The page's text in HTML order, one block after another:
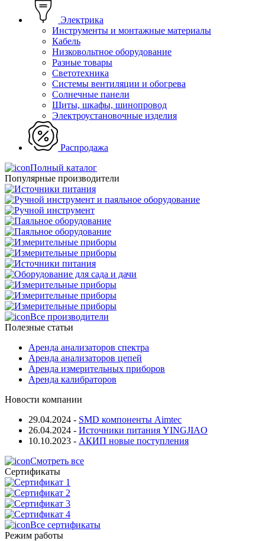
Электрика
Инструменты и монтажные материалы
Кабель
Низковольтное оборудование
Разные товары
Светотехника
Системы вентиляции и обогрева
Солнечные панели
Щиты, шкафы, шинопровод
Электроустановочные изделия
Распродажа
Полный каталог
Популярные производители
Все производители
Полезные статьи
Аренда анализаторов спектра
Аренда анализаторов цепей
Аренда измерительных приборов
Аренда калибраторов
Новости компании
29.04.2024 - SMD компоненты Aimtec
26.04.2024 - Источники питания YINGJIAO
10.10.2023 - АКИП новые поступления
Смотреть все
Сертификаты
Все сертификаты
Режим работы